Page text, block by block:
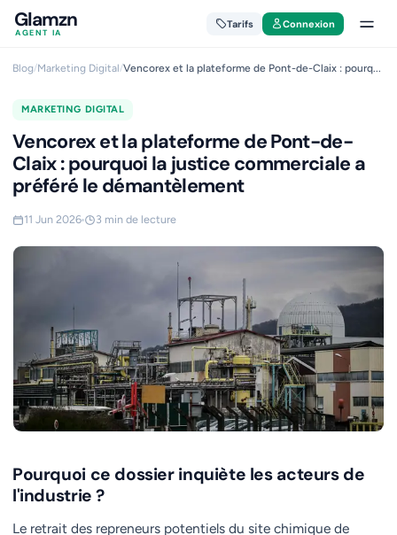
Glamzn
AGENT IA
Tarifs Connexion
Blog/Marketing Digital/Vencorex et la plateforme de Pont-de-Claix : pourq...
MARKETING DIGITAL
Vencorex et la plateforme de Pont-de-
Claix : pourquoi la justice commerciale a
préféré le démantèlement
11 Jun 2026 3 min de lecture
Pourquoi ce dossier inquiète les acteurs de
l'industrie ?
Le retrait des repreneurs potentiels du site chimique de